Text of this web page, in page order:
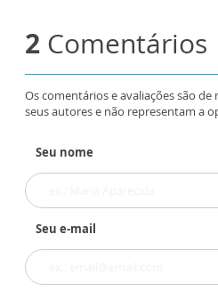
2 Comentários
Os comentários e avaliações são
seus autores e não representam a
Seu nome
Seu e-mail